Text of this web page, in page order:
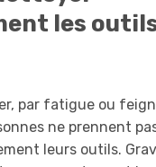
les
par fatigue ou
ne prennent
leurs outils.